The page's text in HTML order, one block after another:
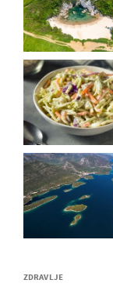
ZDRAVLJE